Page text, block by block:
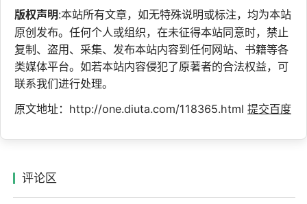
版权声明:本站所有文章，如无特殊说明或标注，均为本站
原创发布。任何个人或组织，在未征得本站同意时，禁止
复制、盗用、采集、发布本站内容到任何网站、书籍等各
类媒体平台。如若本站内容侵犯了原著者的合法权益，可
联系我们进行处理。
原文地址：http://one.diuta.com/118365.html 提交百度
评论区